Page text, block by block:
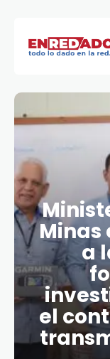
Minas
a
el